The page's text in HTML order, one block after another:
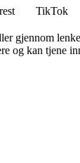
TikTok
gjennom
og kan tjene